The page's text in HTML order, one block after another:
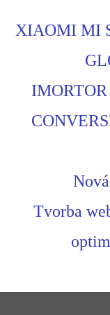
XIAOMI MI
Tvorba